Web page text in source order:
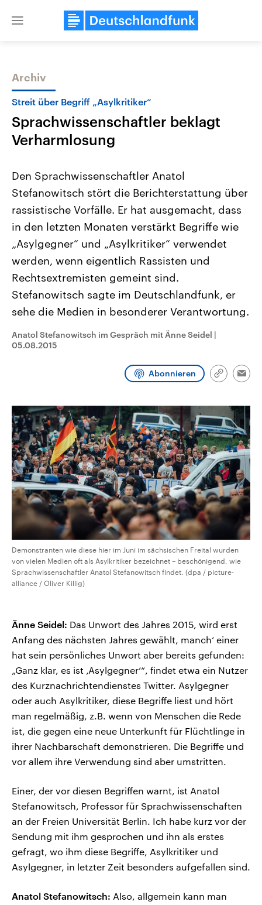
Close
Themen
Landtagswahl Sachsen-Anhalt
2026
Alle Informationen
Sachsen-Anhalt wählt am 6.
September 2026 einen neuen
Landtag. Seit 2021 wird das
Bundesland von einer Koalition aus
CDU, SPD und FDP regiert.-
Umfragen, Prognosen,
Wahlprogramme, aktuelle Berichte
und Hintergründe zu den Parteien
und Kandidaten der anstehenden
Wahl.
Aktuelle Beiträge,
Hintergründe
Wirtschaftlich und
gehören die Vereinigten
den mächtigsten Ländern
mit großem Einfluss auf
Sendungen Programm Podcasts
Archiv
Streit über Begriff „Asylkritiker“
Sprachwissenschaftler beklagt
Verharmlosung
Den Sprachwissenschaftler Anatol
Stefanowitsch stört die Berichterstattung über
rassistische Vorfälle. Er hat ausgemacht, dass
in den letzten Monaten verstärkt Begriffe wie
„Asylgegner“ und „Asylkritiker“ verwendet
werden, wenn eigentlich Rassisten und
Rechtsextremisten gemeint sind.
Stefanowitsch sagte im Deutschlandfunk, er
sehe die Medien in besonderer Verantwortung.
Anatol Stefanowitsch im Gespräch mit Änne Seidel |
05.08.2015
Abonnieren
Link
Demonstranten wie diese hier im Juni im sächsischen Freital wurden
von vielen Medien oft als Asylkritiker bezeichnet – beschönigend, wie
Sprachwissenschaftler Anatol Stefanowitsch findet. (dpa / picture-
alliance / Oliver Killig)
Änne Seidel: Das Unwort des Jahres 2015, wird erst
Anfang des nächsten Jahres gewählt, manch‘ einer
hat sein persönliches Unwort aber bereits gefunden:
„Ganz klar, es ist ‚Asylgegner‘“, findet etwa ein Nutzer
des Kurznachrichtendienstes Twitter. Asylgegner
oder auch Asylkritiker, diese Begriffe liest und hört
man regelmäßig, z.B. wenn von Menschen die Rede
ist, die gegen eine neue Unterkunft für Flüchtlinge in
ihrer Nachbarschaft demonstrieren. Die Begriffe und
vor allem ihre Verwendung sind aber umstritten.
Einer, der vor diesen Begriffen warnt, ist Anatol
Stefanowitsch, Professor für Sprachwissenschaften
an der Freien Universität Berlin. Ich habe kurz vor der
Sendung mit ihm gesprochen und ihn als erstes
gefragt, wo ihm diese Begriffe, Asylkritiker und
Asylgegner, in letzter Zeit besonders aufgefallen sind.
Anatol Stefanowitsch: Also, allgemein kann man